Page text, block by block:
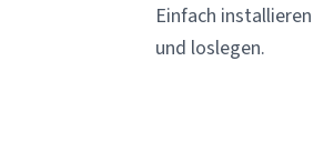
Einfach installieren
und loslegen.